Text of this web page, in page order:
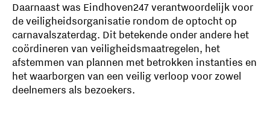
Daarnaast was Eindhoven247 verantwoordelijk voor
de veiligheidsorganisatie rondom de optocht op
carnavalszaterdag. Dit betekende onder andere het
coördineren van veiligheidsmaatregelen, het
afstemmen van plannen met betrokken instanties en
het waarborgen van een veilig verloop voor zowel
deelnemers als bezoekers.